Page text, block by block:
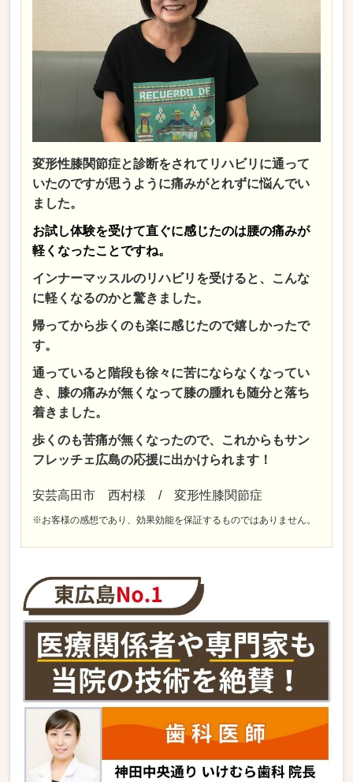
変形性膝関節症と診断をされてリハビリに通って
いたのですが思うように痛みがとれずに悩んでい
ました。
お試し体験を受けて直ぐに感じたのは腰の痛みが
軽くなったことですね。
インナーマッスルのリハビリを受けると、こんな
に軽くなるのかと驚きました。
帰ってから歩くのも楽に感じたので嬉しかったで
す。
通っていると階段も徐々に苦にならなくなってい
き、膝の痛みが無くなって膝の腫れも随分と落ち
着きました。
歩くのも苦痛が無くなったので、これからもサン
フレッチェ広島の応援に出かけられます！
安芸高田市 西村様 / 変形性膝関節症
※お客様の感想であり、効果効能を保証するものではありません。